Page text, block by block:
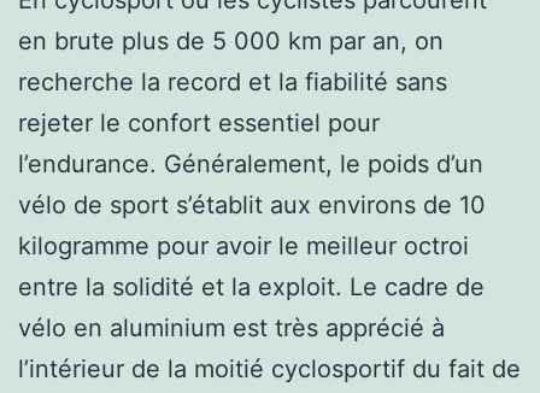
en brute plus de 5 000 km par an, on
recherche la record et la fiabilité sans
rejeter le confort essentiel pour
l’endurance. Généralement, le poids d’un
vélo de sport s’établit aux environs de 10
kilogramme pour avoir le meilleur octroi
entre la solidité et la exploit. Le cadre de
vélo en aluminium est très apprécié à
l’intérieur de la moitié cyclosportif du fait de